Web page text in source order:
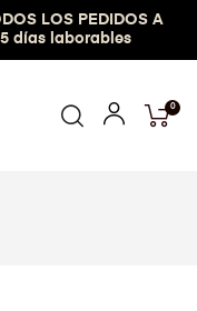
LOS PEDIDOS A
5 días laborables
0